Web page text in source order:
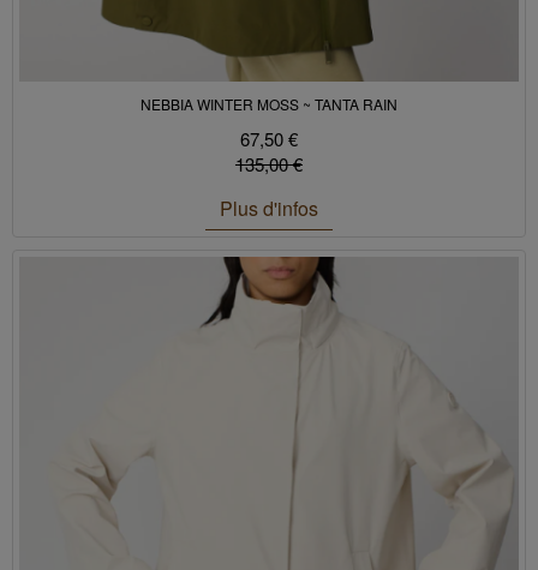
NEBBIA WINTER MOSS ~ TANTA RAIN
67,50 €
135,00 €
Plus d'infos